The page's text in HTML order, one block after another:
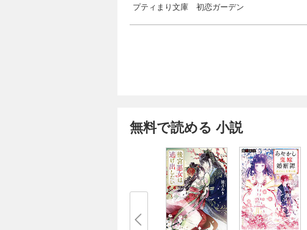
プティまり文庫 初恋ガーデン
無料で読める 小説